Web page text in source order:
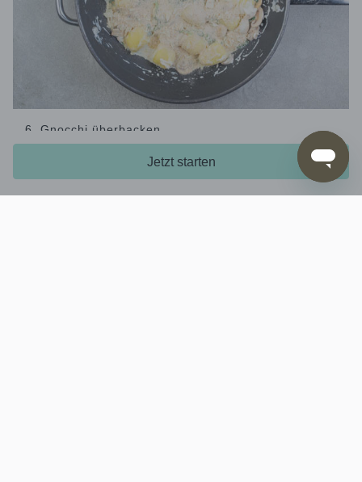
Jetzt starten
6. Gnocchi überbacken
Käse-Brösel-Mischung gleichmäßig auf den
im Ofen in 3–
5Min. goldbraun überbacken. Auf Teller verteilen